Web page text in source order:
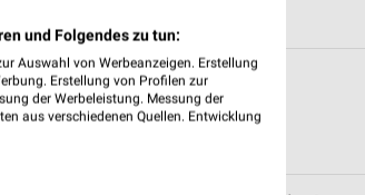
und Folgendes zu tun:
Auswahl von Werbeanzeigen. Erstellung
Erstellung von Profilen zur
der Werbeleistung. Messung der
aus verschiedenen Quellen. Entwicklung